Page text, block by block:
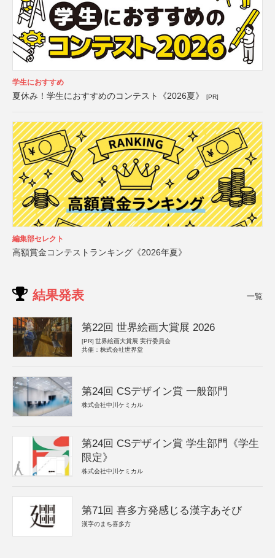
学生におすすめ
夏休み！学生におすすめのコンテスト《2026夏》 [PR]
編集部セレクト
高額賞金コンテストランキング《2026年夏》
結果発表 一覧
第22回 世界絵画大賞展 2026
[PR] 世界絵画大賞展 実行委員会
共催：株式会社世界堂
第24回 CSデザイン賞 一般部門
株式会社中川ケミカル
第24回 CSデザイン賞 学生部門《学生
限定》
株式会社中川ケミカル
第71回 喜多方発感じる漢字あそび
漢字のまち喜多方